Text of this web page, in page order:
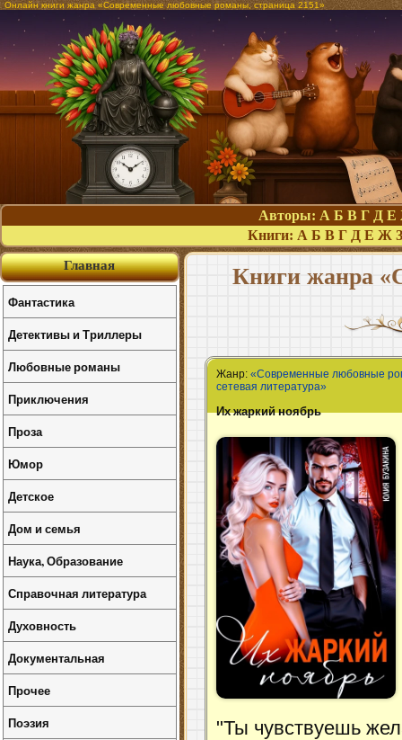
Онлайн книги жанра «Современные любовные романы, страница 2151»
Авторы: А Б В Г Д Е
Книги: А Б В Г Д Е Ж З
Книги жанра
Жанр:«Современные любовные
сетевая литература»
Их жаркий ноябрь
"Ты чувствуешь
Главная
Фантастика
Детективы и Триллеры
Любовные романы
Приключения
Проза
Юмор
Детское
Дом и семья
Наука, Образование
Справочная литература
Духовность
Документальная
Прочее
Поэзия